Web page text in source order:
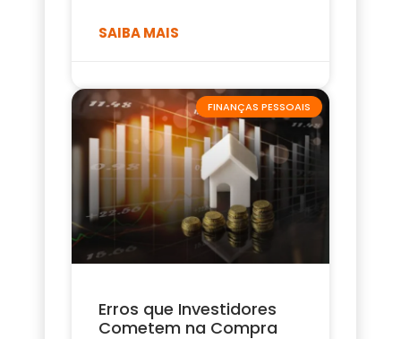
SAIBA MAIS
FINANÇAS PESSOAIS
Erros que Investidores
Cometem na Compra